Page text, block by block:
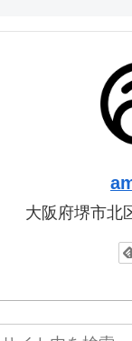
大阪府堺市北